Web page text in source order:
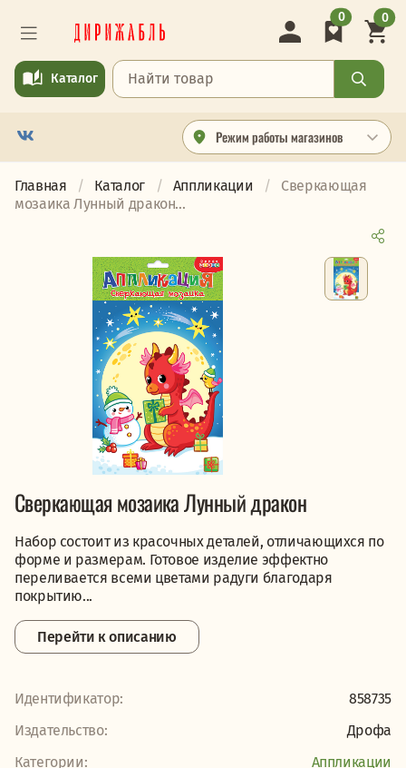
Режим работы магазинов
Каталог
0 0
Главная Каталог Аппликации
Сверкающая
мозаика Лунный дракон...
Сверкающая мозаика Лунный дракон
Набор состоит из красочных деталей, отличающихся по
форме и размерам. Готовое изделие эффектно
переливается всеми цветами радуги благодаря
покрытию...
Перейти к описанию
Идентификатор:
858735
Издательство:
Дрофа
Категории:
Аппликации